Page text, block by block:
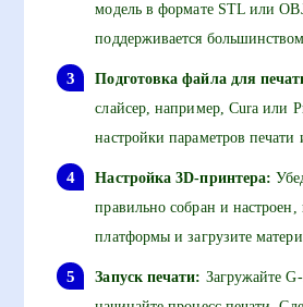
модель в формате STL или
поддерживается
Подготовка файла для
слайсер, например, Cura или
настройки параметров печати
Настройка 3D-принтера:
правильно собран и настроен,
платформы и загрузите
Запуск печати: Загружайте